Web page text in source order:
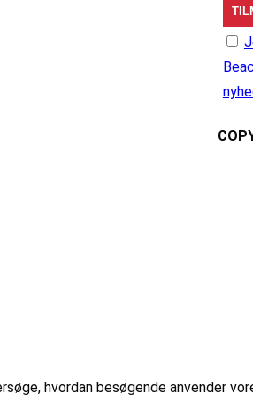
hvordan besøgende anvender